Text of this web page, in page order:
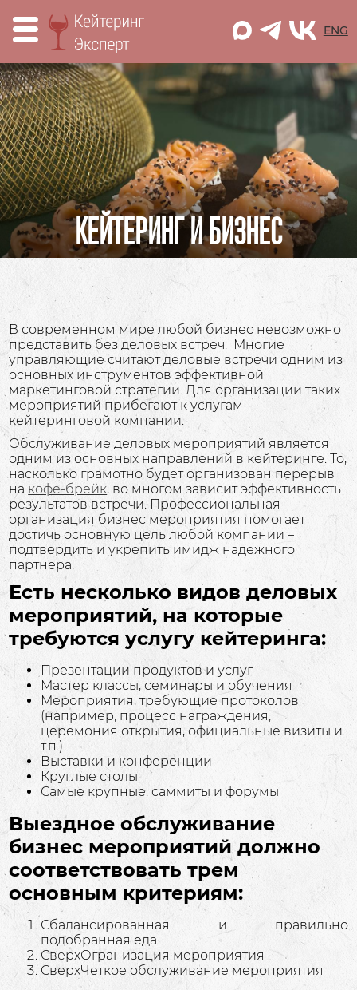
M ENG
КЕЙТЕРИНГ И БИЗНЕС
В современном мире любой бизнес невозможно
представить без деловых встреч. Многие
управляющие считают деловые встречи одним из
основных инструментов эффективной
маркетинговой стратегии. Для организации таких
мероприятий прибегают к услугам
кейтеринговой компании.
Обслуживание деловых мероприятий является
одним из основных направлений в кейтеринге. То,
насколько грамотно будет организован перерыв
на кофе-брейк, во многом зависит эффективность
результатов встречи. Профессиональная
организация бизнес мероприятия помогает
достичь основную цель любой компании –
подтвердить и укрепить имидж надежного
партнера.
Есть несколько видов деловых
мероприятий, на которые
требуются услугу кейтеринга:
Презентации продуктов и услуг
Мастер классы, семинары и обучения
Мероприятия, требующие протоколов
(например, процесс награждения,
церемония открытия, официальные визиты и
т.п.)
Выставки и конференции
Круглые столы
Самые крупные: саммиты и форумы
Выездное обслуживание
бизнес мероприятий должно
соответствовать трем
основным критериям:
Сбалансированная и правильно
подобранная еда
СверхОгранизация мероприятия
СверхЧеткое обслуживание мероприятия